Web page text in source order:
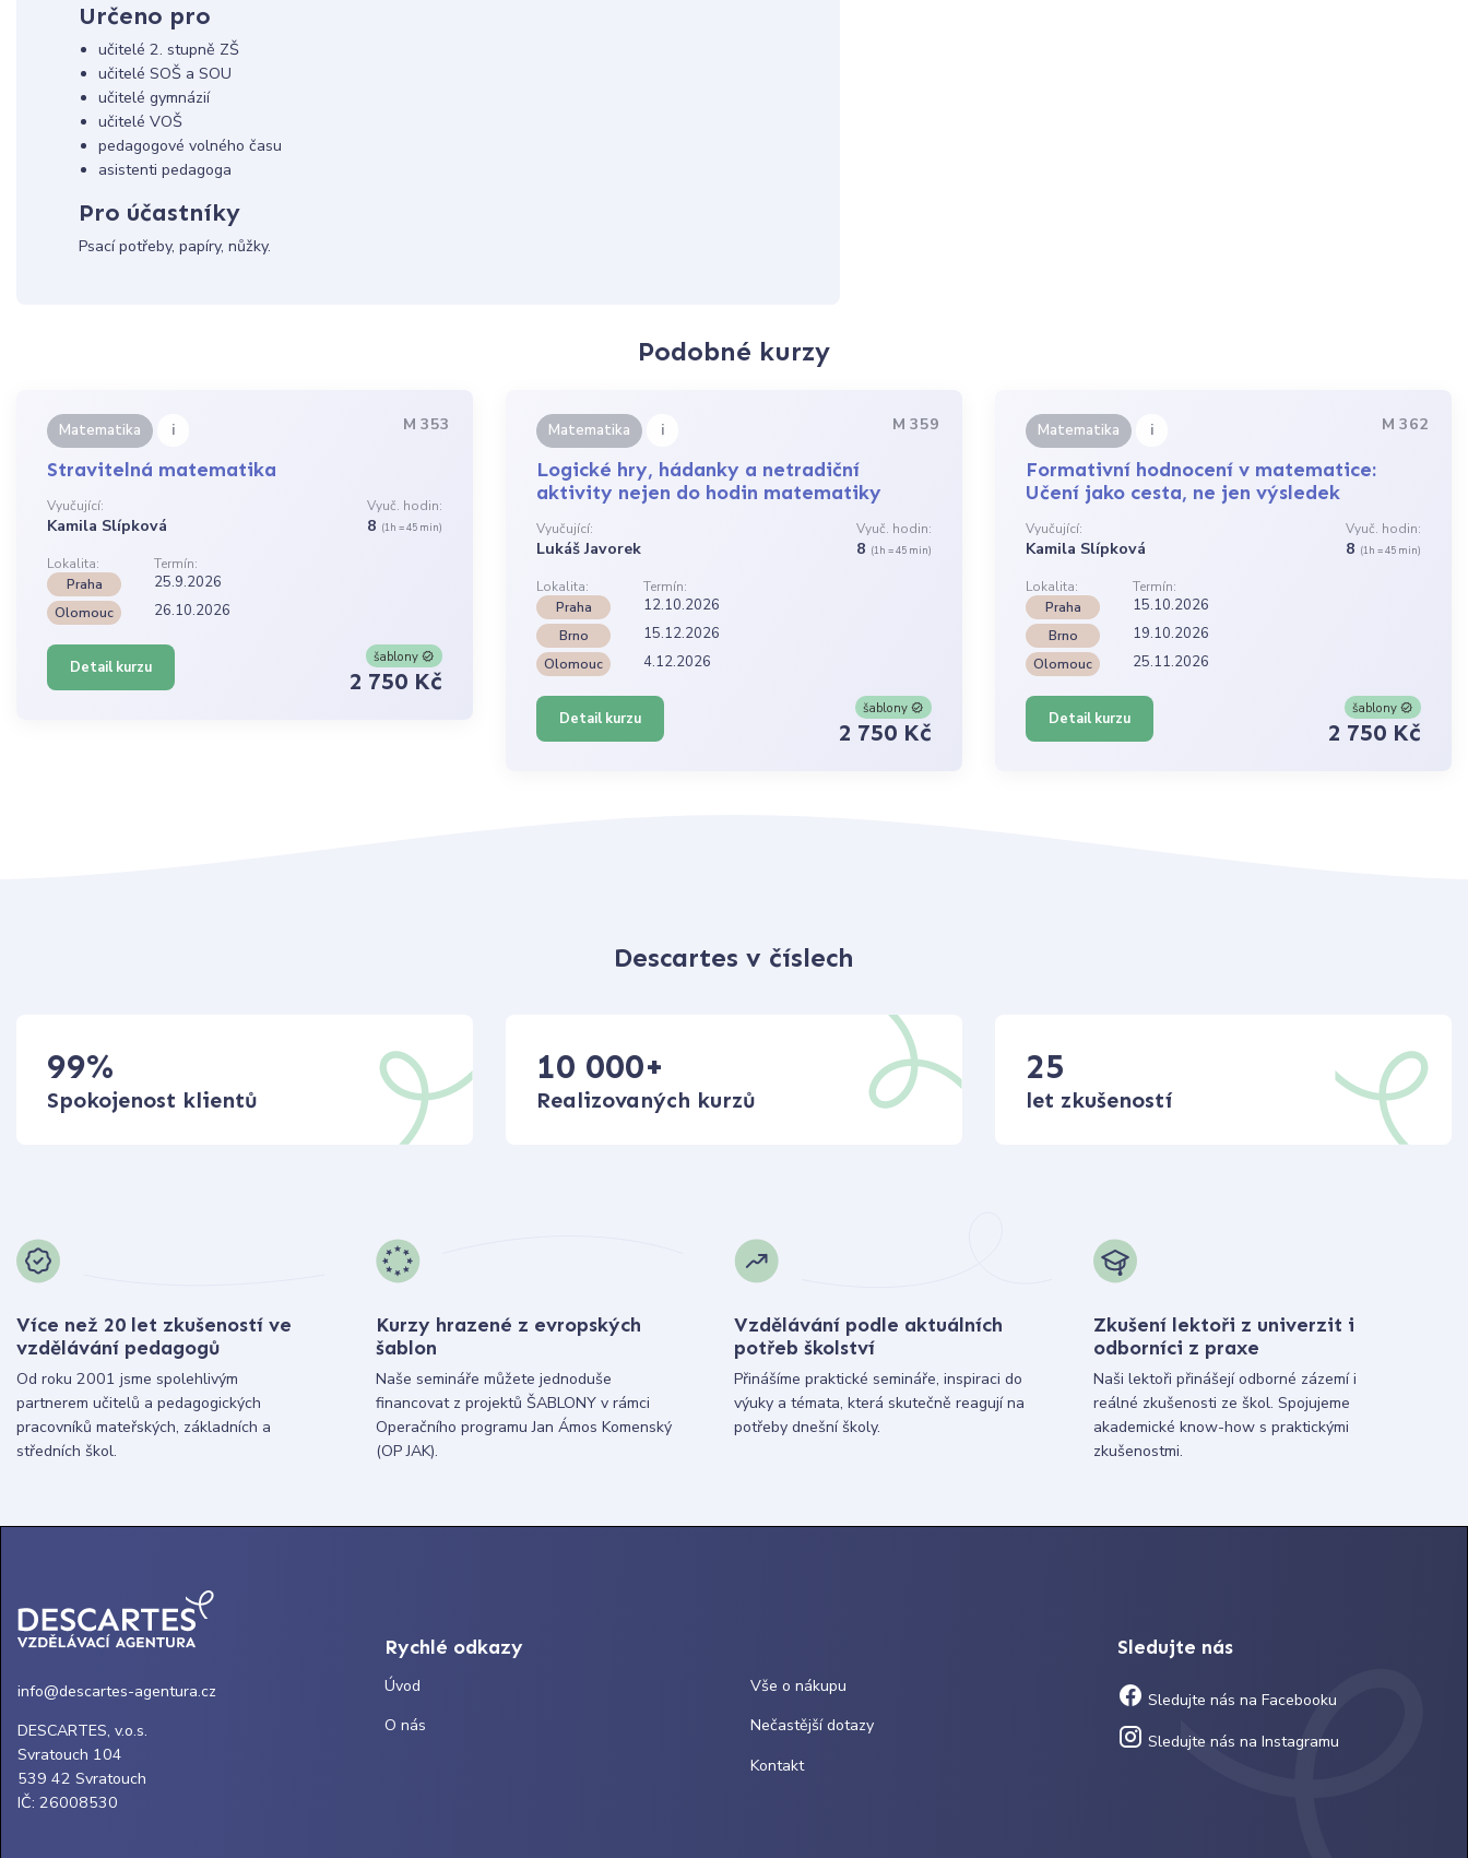
Určeno pro
učitelé 2. stupně ZŠ
učitelé SOŠ a SOU
učitelé gymnázií
učitelé VOŠ
pedagogové volného času
asistenti pedagoga
Pro účastníky
Psací potřeby, papíry, nůžky.
Podobné kurzy
Matematika i M 353
Stravitelná matematika
Vyučující:
Kamila Slípková
Vyuč. hodin:
8 (1h = 45 min)
Lokalita:
Termín:
Praha
25.9.2026
Olomouc 26.10.2026
Detail kurzu
šablony
2 750 Kč
Matematika i M 359
Logické hry, hádanky a netradiční
aktivity nejen do hodin matematiky
Vyučující:
Lukáš Javorek
Vyuč. hodin:
8 (1h = 45 min)
Lokalita:
Termín:
Praha
12.10.2026
Brno 15.12.2026
Olomouc 4.12.2026
Detail kurzu
šablony
2 750 Kč
Matematika i M 362
Formativní hodnocení v matematice:
Učení jako cesta, ne jen výsledek
Vyučující:
Kamila Slípková
Vyuč. hodin:
8 (1h = 45 min)
Lokalita:
Termín:
Praha
15.10.2026
Brno 19.10.2026
Olomouc 25.11.2026
Detail kurzu
šablony
2 750 Kč
Descartes v číslech
99%
Spokojenost klientů
10 000+
Realizovaných kurzů
25
let zkušeností
Více než 20 let zkušeností ve
vzdělávání pedagogů
Od roku 2001 jsme spolehlivým
partnerem učitelů a pedagogických
pracovníků mateřských, základních a
středních škol.
Kurzy hrazené z evropských
šablon
Naše semináře můžete jednoduše
financovat z projektů ŠABLONY v rámci
Operačního programu Jan Ámos Komenský
(OP JAK).
Vzdělávání podle aktuálních
potřeb školství
Přinášíme praktické semináře, inspiraci do
výuky a témata, která skutečně reagují na
potřeby dnešní školy.
Zkušení lektoři z univerzit i
odborníci z praxe
Naši lektoři přinášejí odborné zázemí i
reálné zkušenosti ze škol. Spojujeme
akademické know-how s praktickými
zkušenostmi.
info@descartes-agentura.cz
DESCARTES, v.o.s.
Svratouch 104
539 42 Svratouch
IČ: 26008530
Rychlé odkazy
Úvod
O nás
Vše o nákupu
Nečastější dotazy
Kontakt
Sledujte nás
Sledujte nás na Facebooku
Sledujte nás na Instagramu